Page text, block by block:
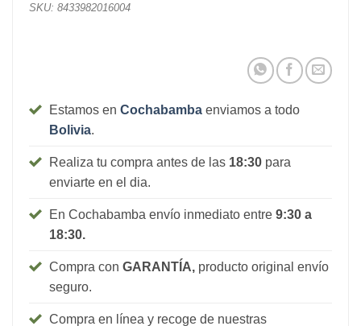
SKU: 8433982016004
Estamos en Cochabamba enviamos a todo
Bolivia.
Realiza tu compra antes de las 18:30para
enviarte en el dia.
En Cochabamba envío inmediato entre 9:30 a
18:30.
Compra con GARANTÍA,producto original envío
seguro.
Compra en línea y recoge de nuestras